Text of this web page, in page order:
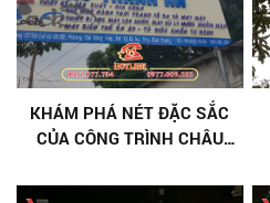
KHÁM PHÁ NÉT ĐẶC SẮC
CỦA CÔNG TRÌNH CHÂU